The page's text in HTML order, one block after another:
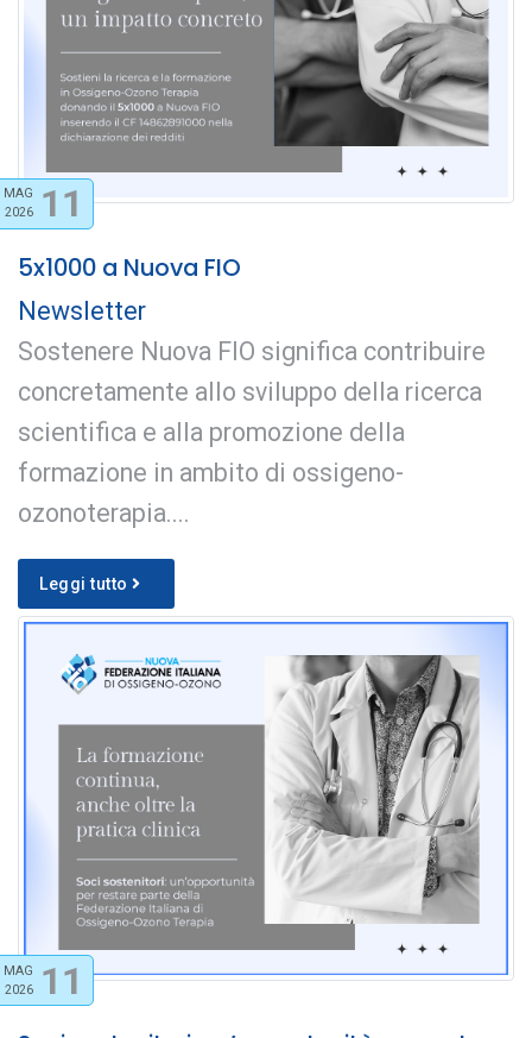
MAG
2026
11
5x1000 a Nuova FIO
Newsletter
Sostenere Nuova FIO significa contribuire
concretamente allo sviluppo della ricerca
scientifica e alla promozione della
formazione in ambito di ossigeno-
ozonoterapia....
Leggi tutto
MAG
2026
11